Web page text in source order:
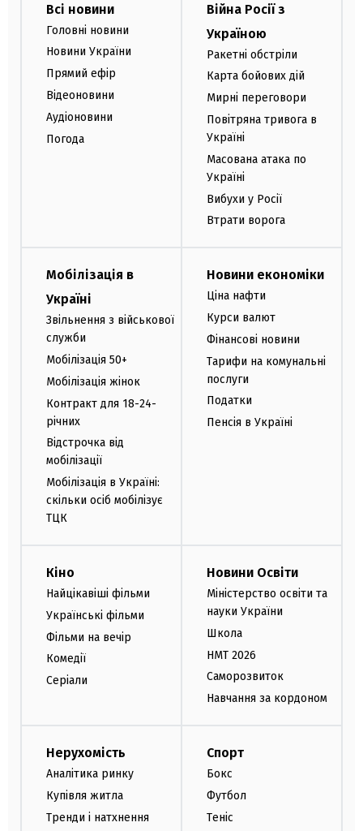
Всі новини
Головні новини
Новини України
Прямий ефір
Відеоновини
Аудіоновини
Погода
Війна Росії з
Україною
Ракетні обстріли
Карта бойових дій
Мирні переговори
Повітряна тривога в
Україні
Масована атака по
Україні
Вибухи у Росії
Втрати ворога
Мобілізація в
Україні
Звільнення з військової
служби
Мобілізація 50+
Мобілізація жінок
Контракт для 18-24-
річних
Відстрочка від
мобілізації
Мобілізація в Україні:
скільки осіб мобілізує
ТЦК
Новини економіки
Ціна нафти
Курси валют
Фінансові новини
Тарифи на комунальні
послуги
Податки
Пенсія в Україні
Кіно
Найцікавіші фільми
Українські фільми
Фільми на вечір
Комедії
Серіали
Новини Освіти
Міністерство освіти та
науки України
Школа
НМТ 2026
Саморозвиток
Навчання за кордоном
Нерухомість
Аналітика ринку
Купівля житла
Тренди і натхнення
Спорт
Бокс
Футбол
Теніс